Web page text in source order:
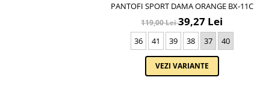
PANTOFI SPORT DAMA ORANGE BX-11C
119,00 Lei39,27 Lei
36 41 39 38 37 40
VEZI VARIANTE